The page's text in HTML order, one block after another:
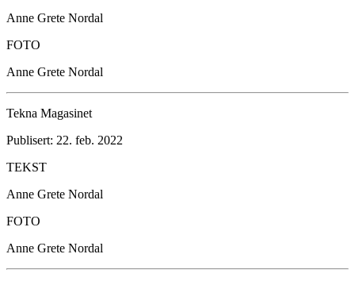
Anne Grete Nordal
FOTO
Anne Grete Nordal
Tekna Magasinet
Publisert: 22. feb. 2022
TEKST
Anne Grete Nordal
FOTO
Anne Grete Nordal